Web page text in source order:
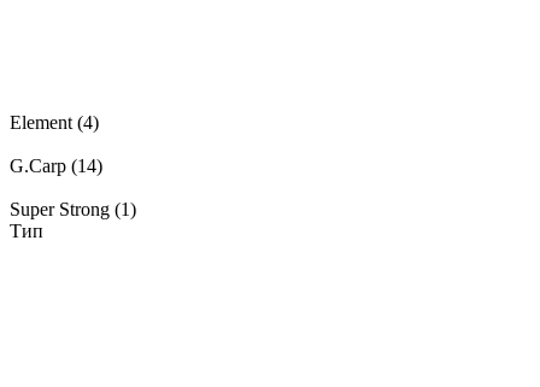
Element (4)
G.Carp (14)
Super Strong (1)
Тип